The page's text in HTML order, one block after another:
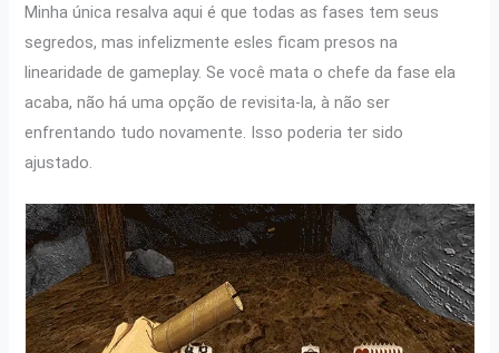
Minha única resalva aqui é que todas as fases tem seus
segredos, mas infelizmente esles ficam presos na
linearidade de gameplay. Se você mata o chefe da fase ela
acaba, não há uma opção de revisita-la, à não ser
enfrentando tudo novamente. Isso poderia ter sido
ajustado.